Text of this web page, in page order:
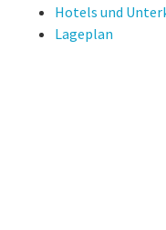
Hotels und
Lageplan